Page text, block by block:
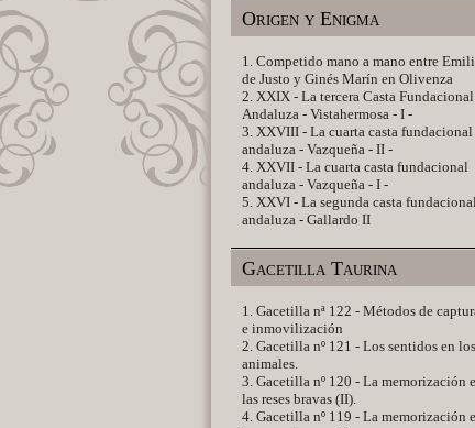
Origen y Enigma
1. Competido mano a mano entre
de Justo y Ginés Marín en Olivenza
2. XXIX - La tercera Casta Fundacional
Andaluza - Vistahermosa - I -
3. XXVIII - La cuarta casta fundacional
andaluza - Vazqueña - II -
4. XXVII - La cuarta casta fundacional
andaluza - Vazqueña - I -
5. XXVI - La segunda casta
andaluza - Gallardo II
Gacetilla Taurina
1. Gacetilla nª 122 - Métodos de
e inmovilización
2. Gacetilla nº 121 - Los sentidos en los
animales.
3. Gacetilla nº 120 - La memorización
las reses bravas (II).
4. Gacetilla nº 119 - La memorización